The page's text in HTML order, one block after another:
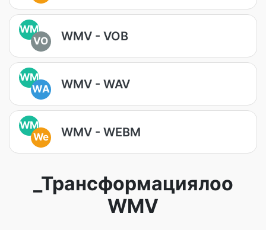
WM
VO
WMV - VOB
WM
WA
WMV - WAV
WM
We
WMV - WEBM
_Трансформациялоо
WMV